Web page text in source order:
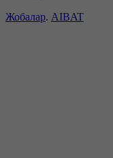
Жобалар. AIBAT